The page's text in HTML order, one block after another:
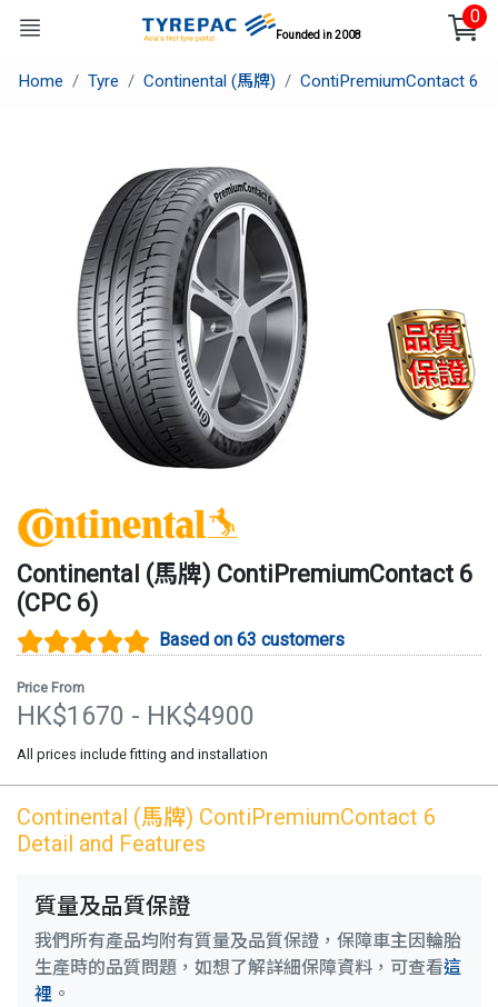
Founded in 2008
0
Home Tyre Continental (馬牌) ContiPremiumContact 6
Continental (馬牌) ContiPremiumContact 6
(CPC 6)
Based on 63 customers
Price From
HK$1670 - HK$4900
All prices include fitting and installation
Continental (馬牌) ContiPremiumContact 6
Detail and Features
質量及品質保證
我們所有產品均附有質量及品質保證，保障車主因輪胎
生產時的品質問題，如想了解詳細保障資料，可查看這
裡 。